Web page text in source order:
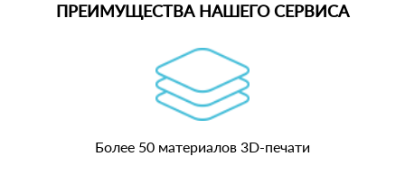
ПРЕИМУЩЕСТВА НАШЕГО СЕРВИСА
Более 50 материалов 3D-печати